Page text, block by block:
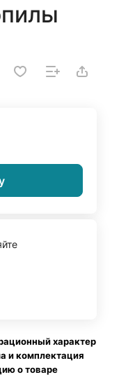
характер
и комплектация
о товаре